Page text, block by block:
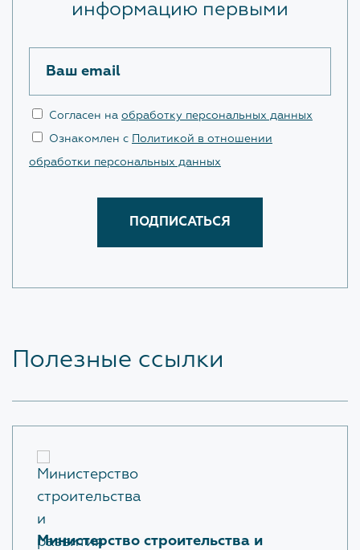
информацию первыми
Ваш email
Согласен на обработку персональных данных
Ознакомлен с Политикой в отношении
обработки персональных данных
Полезные ссылки
Министерство строительства и